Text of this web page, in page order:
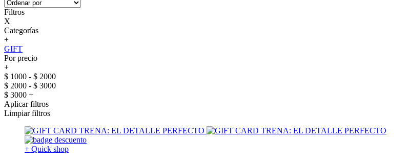
Filtros
X
Categorías
+
GIFT
Por precio
+
$ 1000 - $ 2000
$ 2000 - $ 3000
$ 3000 +
Aplicar filtros
Limpiar filtros
+ Quick shop